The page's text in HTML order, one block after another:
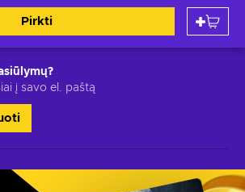
Pirkti
į savo el. paštą